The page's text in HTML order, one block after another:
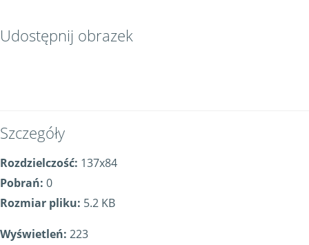
Udostępnij obrazek
Szczegóły
Rozdzielczość: 137x84
Pobrań: 0
Rozmiar pliku: 5.2 KB
Wyświetleń: 223